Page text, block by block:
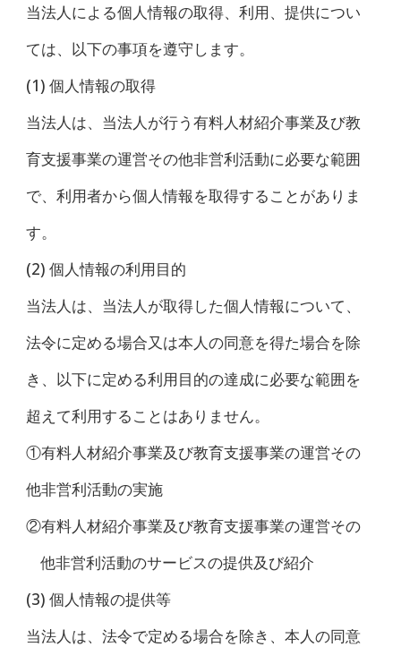
当法人による個人情報の取得、利用、提供につい
ては、以下の事項を遵守します。
(1) 個人情報の取得
当法人は、当法人が行う有料人材紹介事業及び教
育支援事業の運営その他非営利活動に必要な範囲
で、利用者から個人情報を取得することがありま
す。
(2) 個人情報の利用目的
当法人は、当法人が取得した個人情報について、
法令に定める場合又は本人の同意を得た場合を除
き、以下に定める利用目的の達成に必要な範囲を
超えて利用することはありません。
①有料人材紹介事業及び教育支援事業の運営その
他非営利活動の実施
②有料人材紹介事業及び教育支援事業の運営その
他非営利活動のサービスの提供及び紹介
(3) 個人情報の提供等
当法人は、法令で定める場合を除き、本人の同意